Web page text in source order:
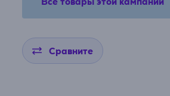
Сравните